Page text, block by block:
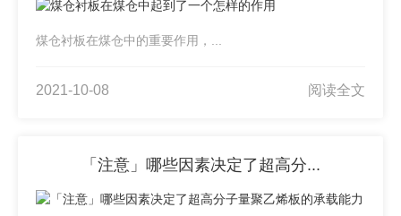
煤仓衬板在煤仓中的重要作用，...
2021-10-08 阅读全文
「注意」哪些因素决定了超高分...